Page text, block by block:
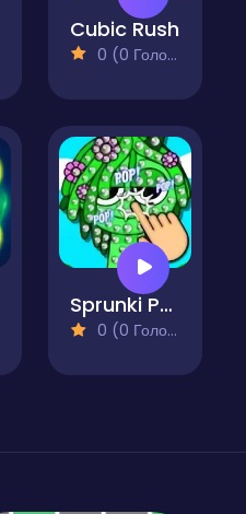
Cubic Rush
0 (0 Голосів)
Sprunki Pop It
0 (0 Голосів)